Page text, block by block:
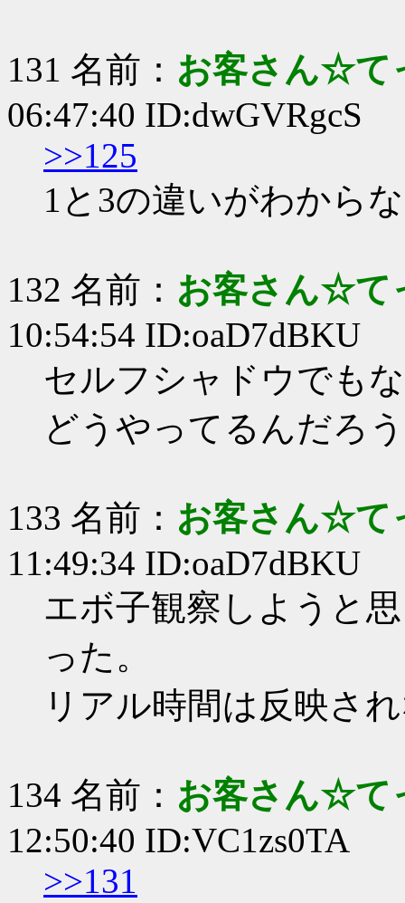
131 名前： お客さん☆て
06:47:40 ID:dwGVRgcS
>>125
1と3の違いがわから
132 名前： お客さん☆て
10:54:54 ID:oaD7dBKU
セルフシャドウでも
どうやってるんだろ
133 名前： お客さん☆て
11:49:34 ID:oaD7dBKU
エボ子観察しようと
った。
リアル時間は反映さ
134 名前： お客さん☆て
12:50:40 ID:VC1zs0TA
>>131